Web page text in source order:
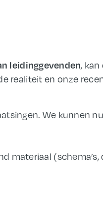
leidinggevenden,
realiteit en onze
We kunnen
materiaal